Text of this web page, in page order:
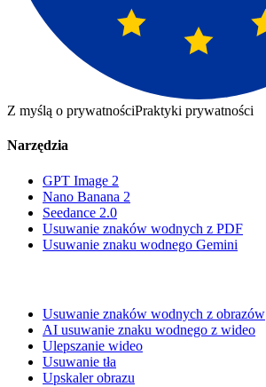
Z myślą o prywatnościPraktyki prywatności
Narzędzia
GPT Image 2
Nano Banana 2
Seedance 2.0
Usuwanie znaków wodnych z PDF
Usuwanie znaku wodnego Gemini
Usuwanie znaków wodnych z obrazów
AI usuwanie znaku wodnego z wideo
Ulepszanie wideo
Usuwanie tła
Upskaler obrazu